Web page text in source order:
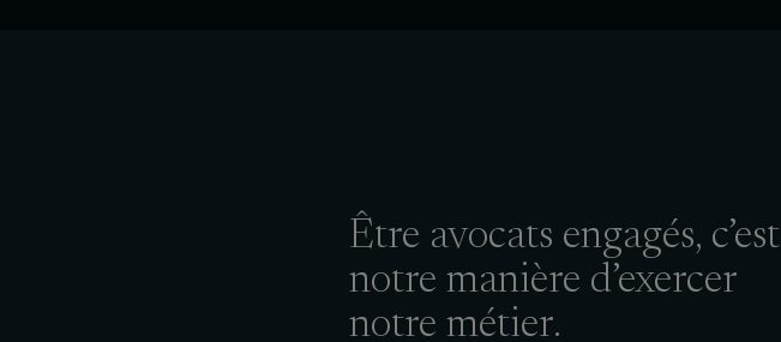
Être avocats engagés, c’est
notre manière d’exercer
notre métier.